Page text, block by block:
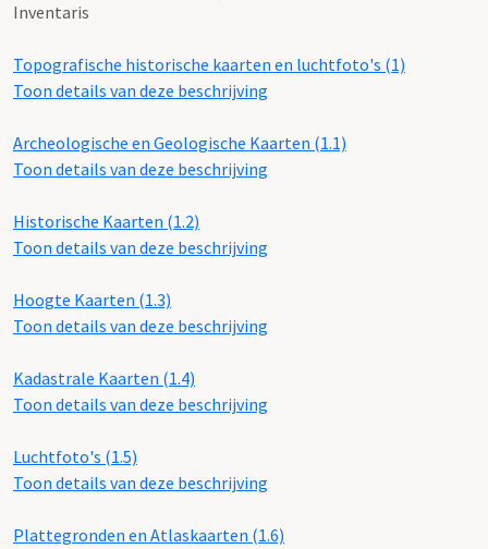
Inventaris
Topografische historische kaarten en luchtfoto's (1)
Toon details van deze beschrijving
Archeologische en Geologische Kaarten (1.1)
Toon details van deze beschrijving
Historische Kaarten (1.2)
Toon details van deze beschrijving
Hoogte Kaarten (1.3)
Toon details van deze beschrijving
Kadastrale Kaarten (1.4)
Toon details van deze beschrijving
Luchtfoto's (1.5)
Toon details van deze beschrijving
Plattegronden en Atlaskaarten (1.6)